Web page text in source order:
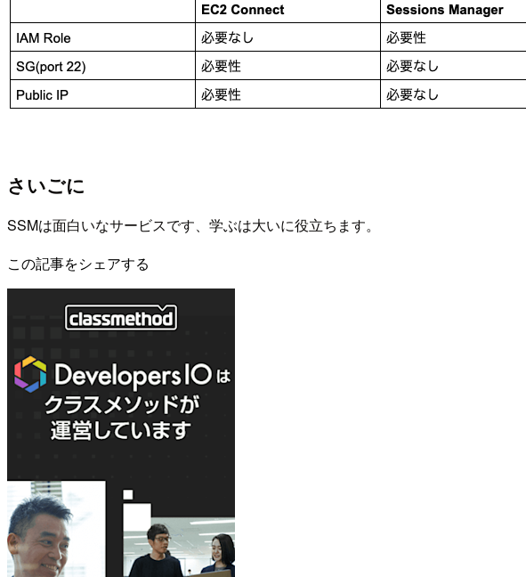
さいごに
SSMは面白いなサービスです、学ぶは大いに役立ちます。
この記事をシェアする